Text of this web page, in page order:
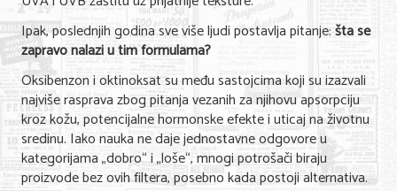
KONTAKT
O NAMA
Ipak, poslednjih godina sve više ljudi postavlja pitanje:šta se
zapravo nalazi u tim formulama?
Oksibenzon i oktinoksat su među sastojcima koji su izazvali
najviše rasprava zbog pitanja vezanih za njihovu apsorpciju
kroz kožu, potencijalne hormonske efekte i uticaj na životnu
sredinu. Iako nauka ne daje jednostavne odgovore u
kategorijama „dobro“ i „loše“, mnogi potrošači biraju
proizvode bez ovih filtera, posebno kada postoji alternativa.